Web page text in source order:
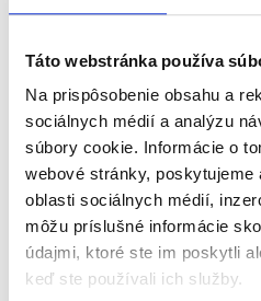
Táto webstránka používa
Na prispôsobenie obsahu a
sociálnych médií a analýzu
súbory cookie. Informácie o
webové stránky, poskytujeme
oblasti sociálnych médií,
môžu príslušné informácie
údajmi, ktoré ste im poskytli
keď ste používali ich služby.
Odporučiť
Poslať na email
Upozorniť na
Pridať do
Späť